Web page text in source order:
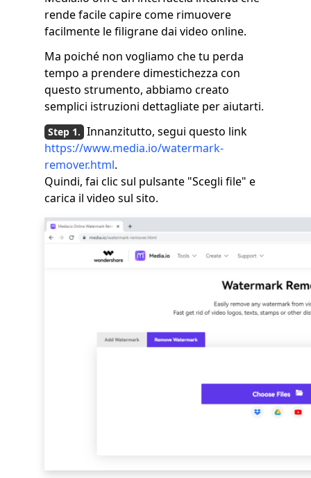
rende facile capire come rimuovere
facilmente le filigrane dai video online.
Ma poiché non vogliamo che tu perda
tempo a prendere dimestichezza con
questo strumento, abbiamo creato
semplici istruzioni dettagliate per aiutarti.
Innanzitutto, segui questo link
https://www.media.io/watermark-
remover.html.
Quindi, fai clic sul pulsante "Scegli file" e
carica il video sul sito.